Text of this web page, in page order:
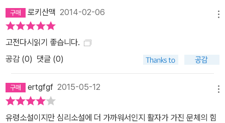
로키산맥 2014-02-06
고전다시읽기 좋습니다.
공감 (0) 댓글 (0)
ertgfgf 2015-05-12
유령소설이지만 심리소설에 더 가까워서인지 활자가 가진 문체의 힘